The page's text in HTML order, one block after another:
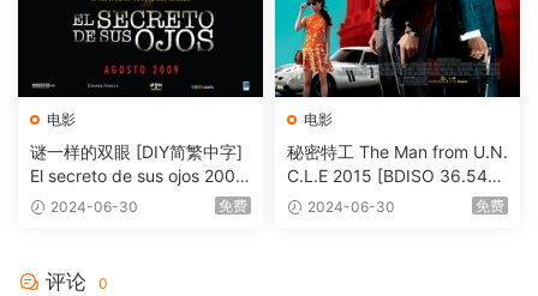
电影
谜一样的双眼 [DIY简繁中字]
El secreto de sus ojos 2009
1080p Blu-ray AVC DTS-HD
2024-06-30 免费
电影
秘密特工 The Man from U.N.
C.L.E 2015 [BDISO 36.54G
B] 2024-06-30 免费
评论 0